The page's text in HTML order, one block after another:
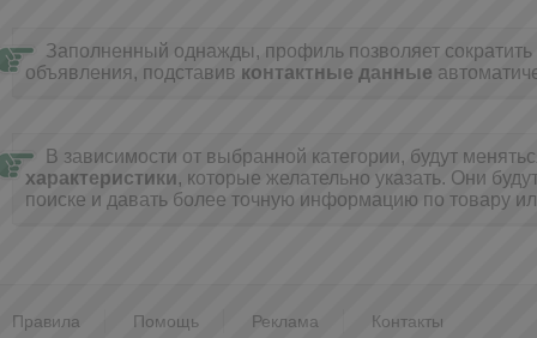
Заполненный однажды, профиль позволяет
объявления, подставив контактные данные
В зависимости от выбранной категории, будут
характеристики, которые желательно указать. Они
поиске и давать более точную информацию по товару
Правила Помощь Реклама Контакты